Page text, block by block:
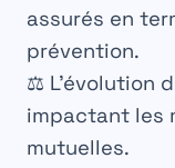
assurés en
prévention.
⚖️ L’évolution
impactant les
mutuelles.